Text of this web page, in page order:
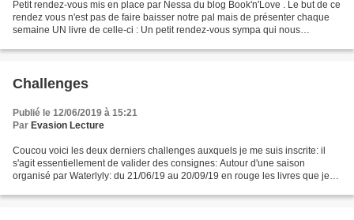
Petit rendez-vous mis en place par Nessa du blog Book'n'Love . Le but de ce
rendez vous n'est pas de faire baisser notre pal mais de présenter chaque
semaine UN livre de celle-ci : Un petit rendez-vous sympa qui nous
Challenges
Publié le 12/06/2019 à 15:21
Par Evasion Lecture
Coucou voici les deux derniers challenges auxquels je me suis inscrite: il
s'agit essentiellement de valider des consignes: Autour d'une saison
organisé par Waterlyly: du 21/06/19 au 20/09/19 en rouge les livres que je